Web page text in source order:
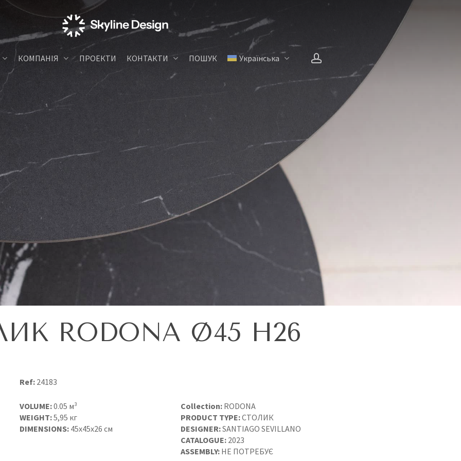
КОМПАНІЯ ПРОЕКТИ КОНТАКТИ ПОШУК Українська account
RODONA Ø45 H26
Ref:24183
VOLUME:0.05 м³
WEIGHT:5,95 кг
DIMENSIONS: 45x45x26 см
Collection: RODONA
PRODUCT TYPE:СТОЛИК
DESIGNER:SANTIAGO SEVILLANO
CATALOGUE: 2023
ASSEMBLY: НЕ ПОТРЕБУЄ